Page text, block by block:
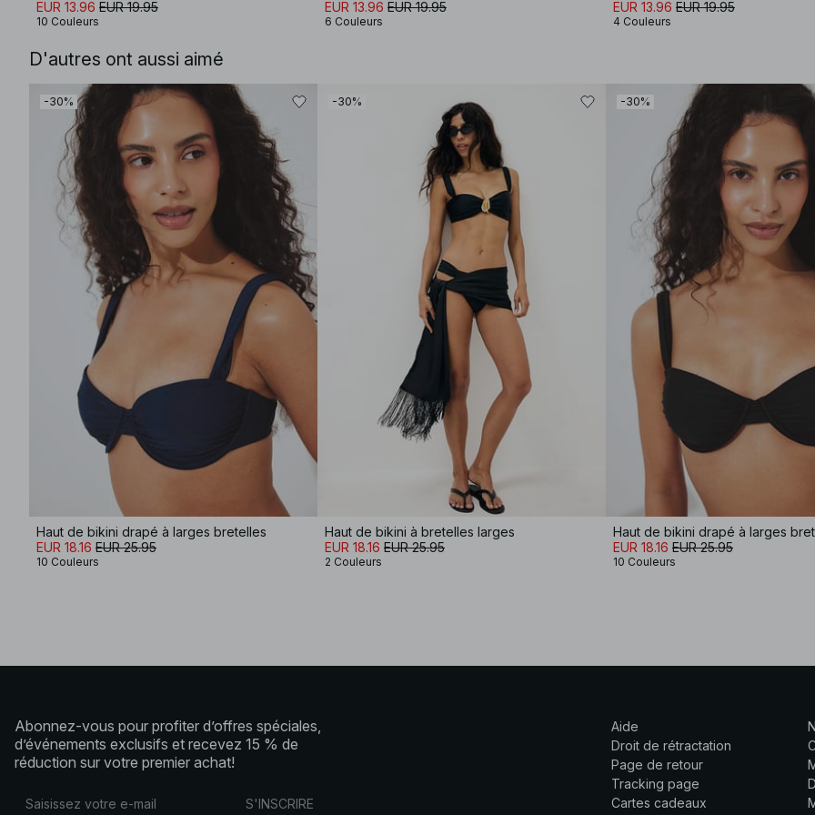
EUR 13.96 EUR 19.95
10 Couleurs
EUR 13.96 EUR 19.95
6 Couleurs
EUR 13.96 EUR 19.95
4 Couleurs
D'autres ont aussi aimé
-30%
Haut de bikini drapé à larges bretelles
EUR 18.16 EUR 25.95
10 Couleurs
-30%
Haut de bikini à bretelles larges
EUR 18.16 EUR 25.95
2 Couleurs
-30%
Haut de bikini drapé à larges
EUR 18.16 EUR 25.95
10 Couleurs
Abonnez-vous pour profiter d’offres spéciales,
d’événements exclusifs et recevez 15 % de
réduction sur votre premier achat!
S'INSCRIRE
Aide
Droit de rétractation
Page de retour
Tracking page
Cartes cadeaux